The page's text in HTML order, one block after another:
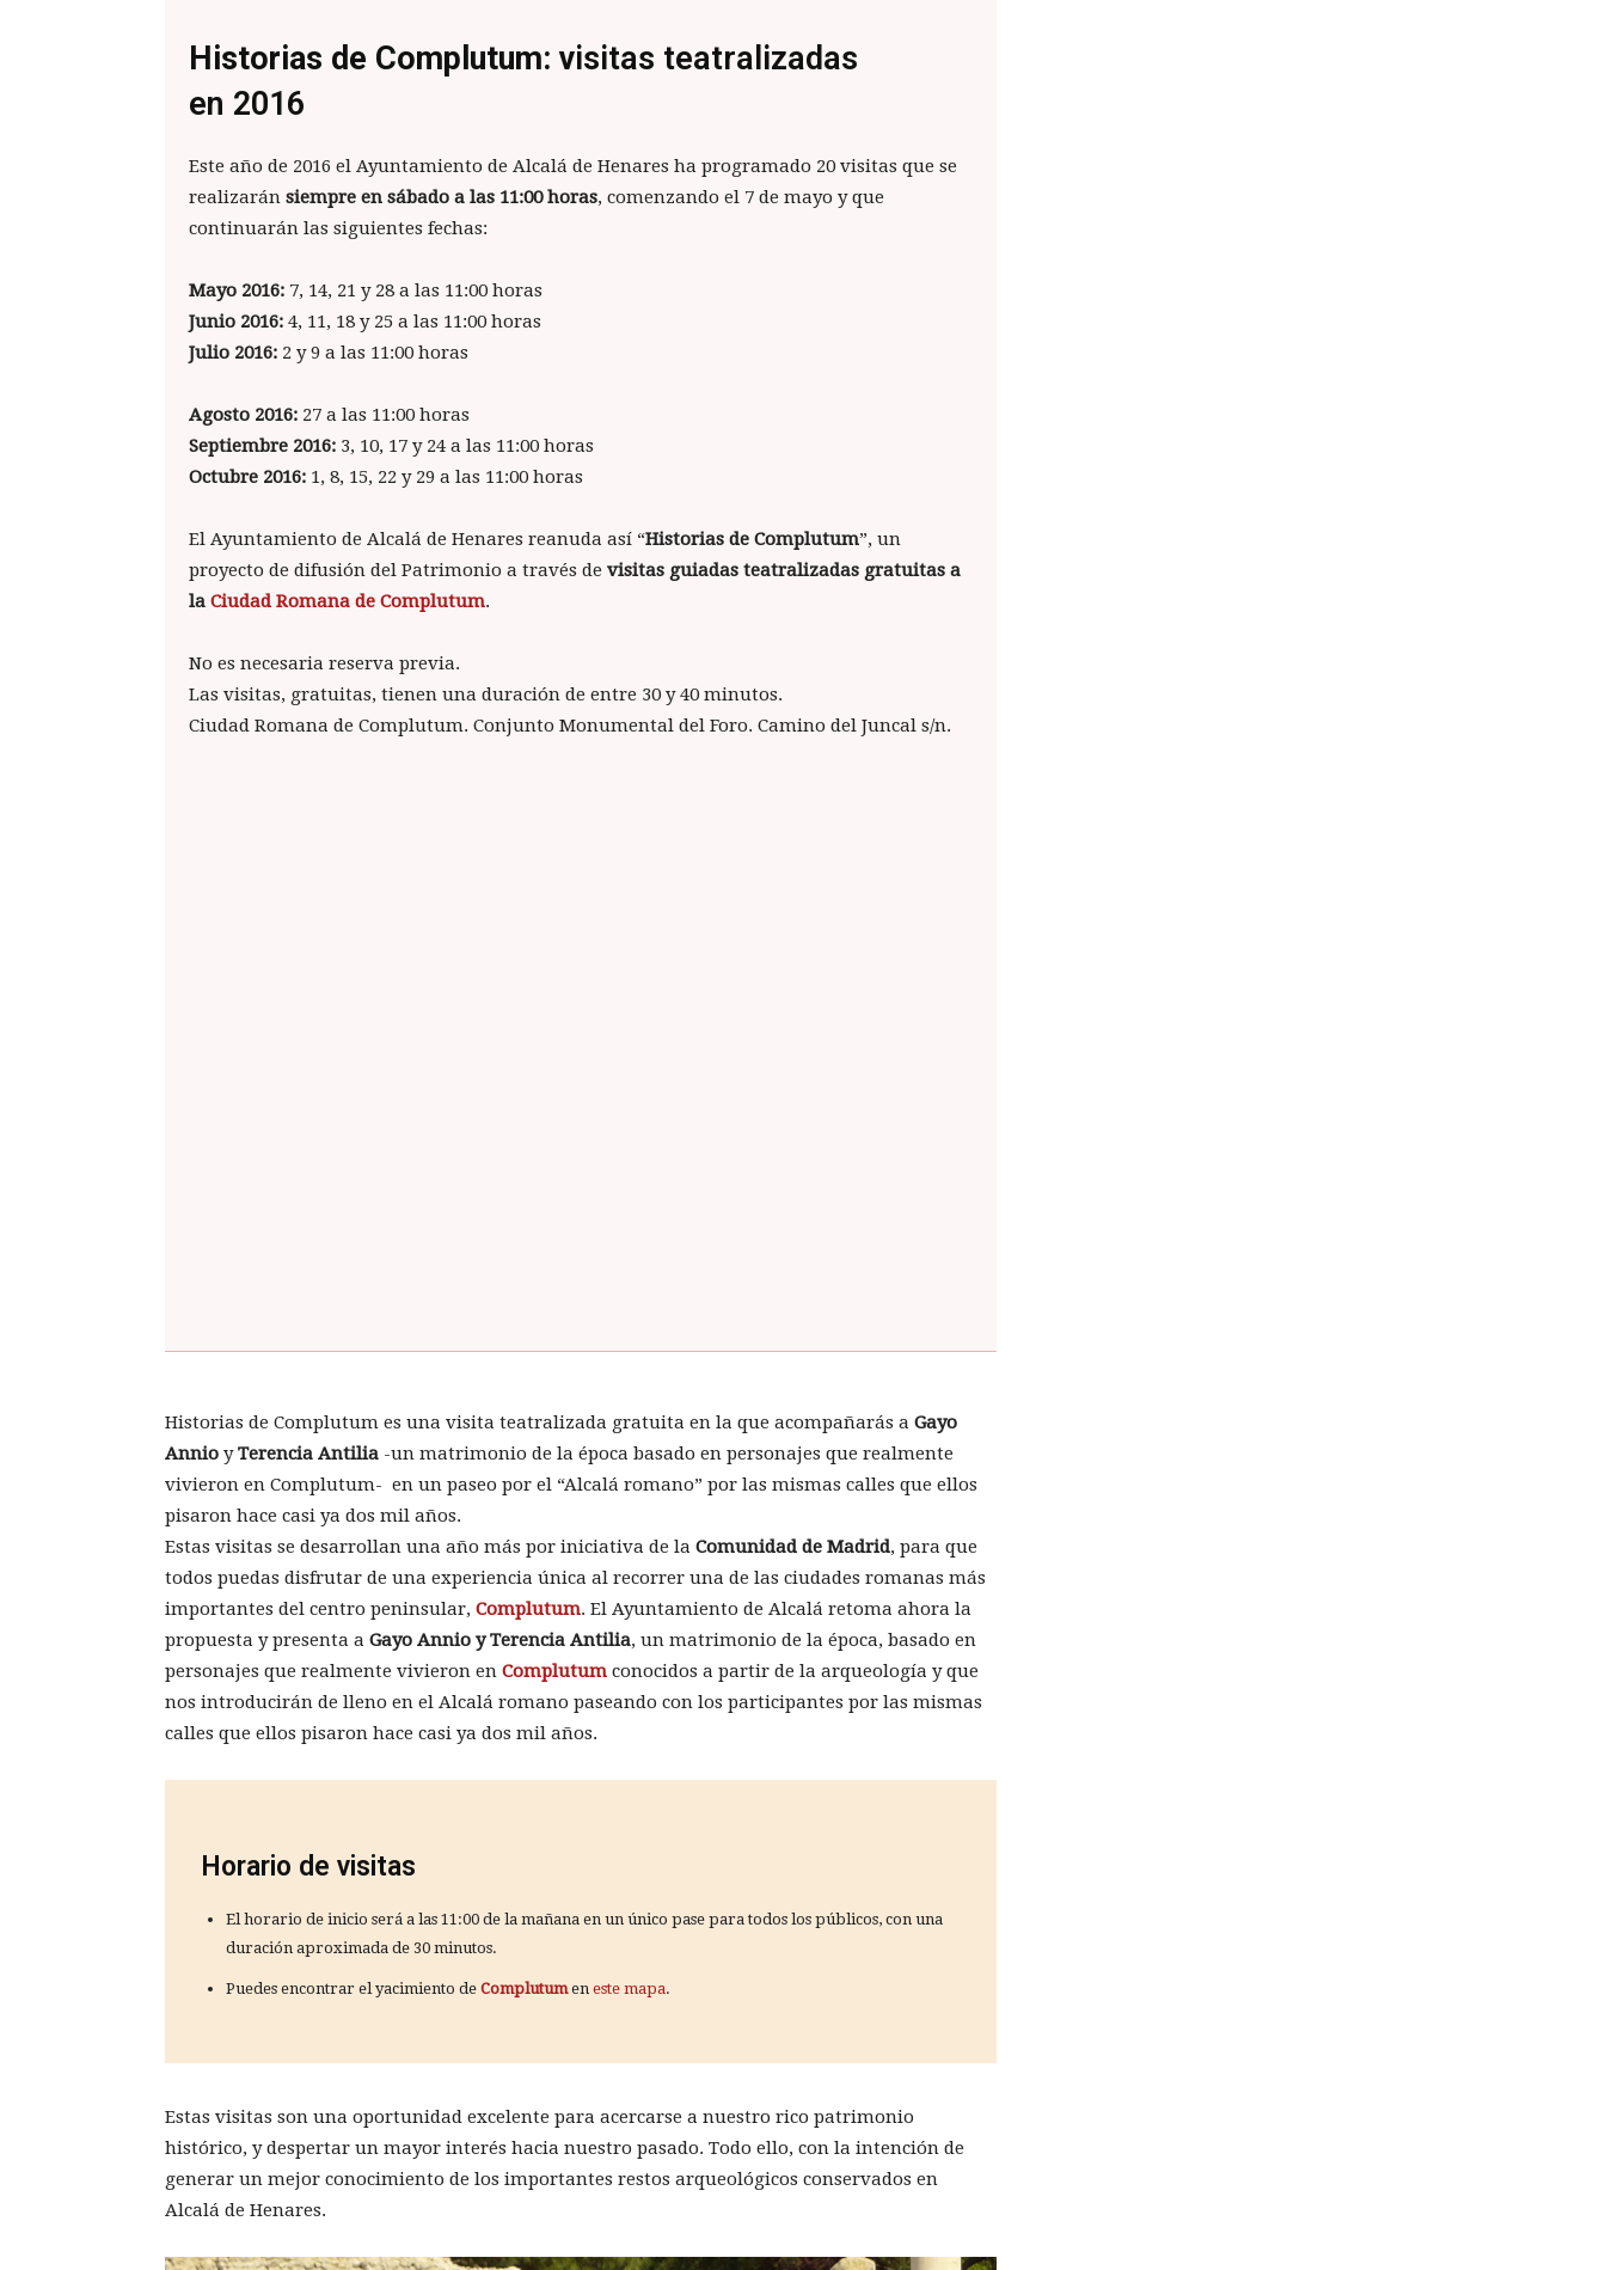
Historias de Complutum: visitas teatralizadas
en 2016
Este año de 2016 el Ayuntamiento de Alcalá de Henares ha programado 20 visitas que se
realizarán siempre en sábado a las 11:00 horas, comenzando el 7 de mayo y que
continuarán las siguientes fechas:
Mayo 2016: 7, 14, 21 y 28 a las 11:00 horas
Junio 2016: 4, 11, 18 y 25 a las 11:00 horas
Julio 2016: 2 y 9 a las 11:00 horas
Agosto 2016: 27 a las 11:00 horas
Septiembre 2016: 3, 10, 17 y 24 a las 11:00 horas
Octubre 2016: 1, 8, 15, 22 y 29 a las 11:00 horas
El Ayuntamiento de Alcalá de Henares reanuda así “Historias de Complutum”, un
proyecto de difusión del Patrimonio a través de visitas guiadas teatralizadas gratuitas a
la Ciudad Romana de Complutum.
No es necesaria reserva previa.
Las visitas, gratuitas, tienen una duración de entre 30 y 40 minutos.
Ciudad Romana de Complutum. Conjunto Monumental del Foro. Camino del Juncal s/n.
Historias de Complutum es una visita teatralizada gratuita en la que acompañarás a Gayo
Annio yTerencia Antilia -un matrimonio de la época basado en personajes que realmente
vivieron en Complutum- en un paseo por el “Alcalá romano” por las mismas calles que ellos
pisaron hace casi ya dos mil años.
Estas visitas se desarrollan una año más por iniciativa de la Comunidad de Madrid, para que
todos puedas disfrutar de una experiencia única al recorrer una de las ciudades romanas más
importantes del centro peninsular, Complutum. El Ayuntamiento de Alcalá retoma ahora la
propuesta y presenta a Gayo Annio y Terencia Antilia, un matrimonio de la época, basado en
personajes que realmente vivieron en Complutum conocidos a partir de la arqueología y que
nos introducirán de lleno en el Alcalá romano paseando con los participantes por las mismas
calles que ellos pisaron hace casi ya dos mil años.
Horario de visitas
El horario de inicio será a las 11:00 de la mañana en un único pase para todos los públicos, con una
duración aproximada de 30 minutos.
Puedes encontrar el yacimiento de Complutumen este mapa.
Estas visitas son una oportunidad excelente para acercarse a nuestro rico patrimonio
histórico, y despertar un mayor interés hacia nuestro pasado. Todo ello, con la intención de
generar un mejor conocimiento de los importantes restos arqueológicos conservados en
Alcalá de Henares.